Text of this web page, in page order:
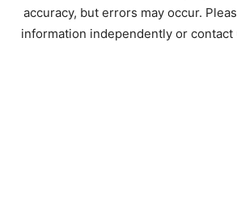
accuracy, but errors may occur.
information independently or